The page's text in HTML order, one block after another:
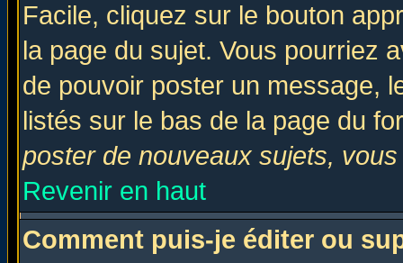
Facile, cliquez sur le bouton
la page du sujet. Vous pourriez
de pouvoir poster un message,
listés sur le bas de la page du
poster de nouveaux sujets,
Revenir en haut
Comment puis-je éditer ou